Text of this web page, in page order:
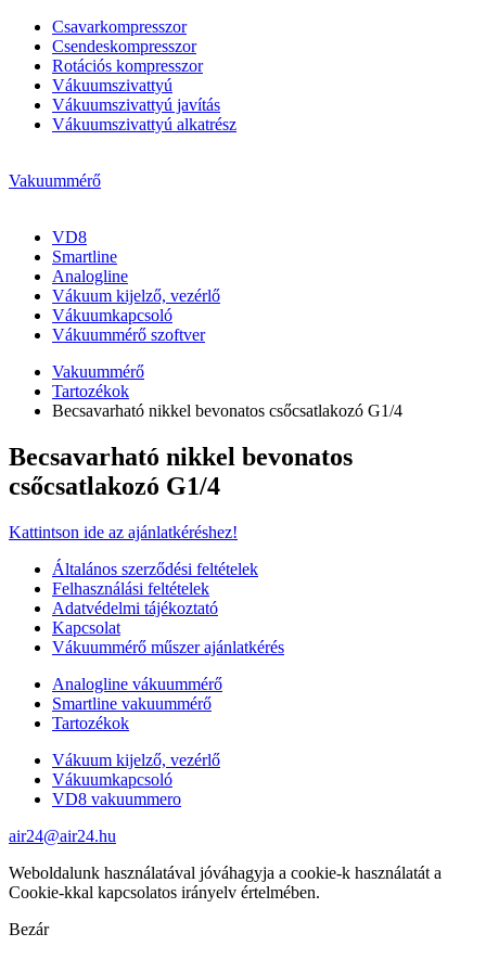
Csavarkompresszor
Csendeskompresszor
Rotációs kompresszor
Vákuumszivattyú
Vákuumszivattyú javítás
Vákuumszivattyú alkatrész
Vakuummérő
VD8
Smartline
Analogline
Vákuum kijelző, vezérlő
Vákuumkapcsoló
Vákuummérő szoftver
Vakuummérő
Tartozékok
Becsavarható nikkel bevonatos csőcsatlakozó G1/4
Becsavarható nikkel bevonatos
csőcsatlakozó G1/4
Kattintson ide az ajánlatkéréshez!
Általános szerződési feltételek
Felhasználási feltételek
Adatvédelmi tájékoztató
Kapcsolat
Vákuummérő műszer ajánlatkérés
Analogline vákuummérő
Smartline vakuummérő
Tartozékok
Vákuum kijelző, vezérlő
Vákuumkapcsoló
VD8 vakuummero
air24@air24.hu
Weboldalunk használatával jóváhagyja a cookie-k használatát a
Cookie-kkal kapcsolatos irányelv értelmében.
Bezár